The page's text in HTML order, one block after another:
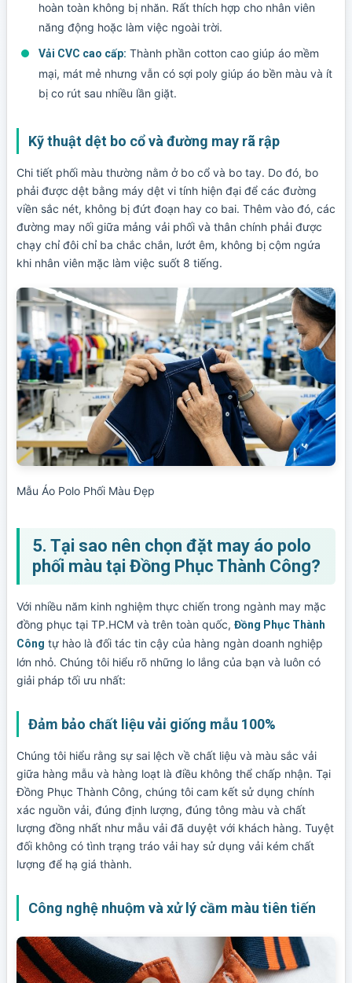
hoàn toàn không bị nhăn. Rất thích hợp cho nhân viên
năng động hoặc làm việc ngoài trời.
Vải CVC cao cấp: Thành phần cotton cao giúp áo mềm
mại, mát mẻ nhưng vẫn có sợi poly giúp áo bền màu và ít
bị co rút sau nhiều lần giặt.
Kỹ thuật dệt bo cổ và đường may rã rập
Chi tiết phối màu thường nằm ở bo cổ và bo tay. Do đó, bo
phải được dệt bằng máy dệt vi tính hiện đại để các đường
viền sắc nét, không bị đứt đoạn hay co bai. Thêm vào đó, các
đường may nối giữa mảng vải phối và thân chính phải được
chạy chỉ đôi chỉ ba chắc chắn, lướt êm, không bị cộm ngứa
khi nhân viên mặc làm việc suốt 8 tiếng.
Mẫu Áo Polo Phối Màu Đẹp
5. Tại sao nên chọn đặt may áo polo
phối màu tại Đồng Phục Thành Công?
Với nhiều năm kinh nghiệm thực chiến trong ngành may mặc
đồng phục tại TP.HCM và trên toàn quốc, Đồng Phục Thành
Công tự hào là đối tác tin cậy của hàng ngàn doanh nghiệp
lớn nhỏ. Chúng tôi hiểu rõ những lo lắng của bạn và luôn có
giải pháp tối ưu nhất:
Đảm bảo chất liệu vải giống mẫu 100%
Chúng tôi hiểu rằng sự sai lệch về chất liệu và màu sắc vải
giữa hàng mẫu và hàng loạt là điều không thể chấp nhận. Tại
Đồng Phục Thành Công, chúng tôi cam kết sử dụng chính
xác nguồn vải, đúng định lượng, đúng tông màu và chất
lượng đồng nhất như mẫu vải đã duyệt với khách hàng. Tuyệt
đối không có tình trạng tráo vải hay sử dụng vải kém chất
lượng để hạ giá thành.
Công nghệ nhuộm và xử lý cầm màu tiên tiến